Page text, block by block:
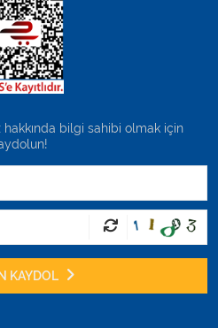
hakkında bilgi sahibi olmak için
KAYDOL